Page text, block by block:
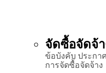
จัดซื้อจัดจ้า
ข้อบังคับ ประกา
การจัดซื้อจัดจ้าง